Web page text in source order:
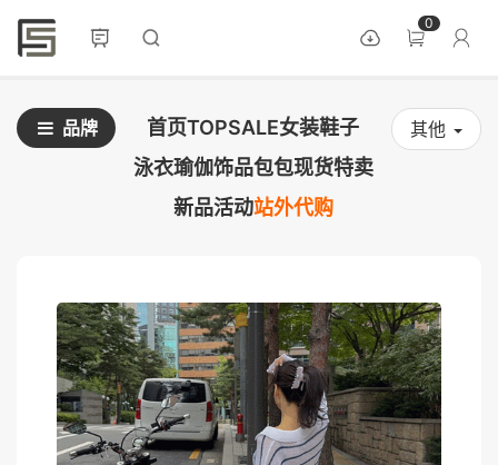
0
品牌 首页TOPSALE女装鞋子
泳衣瑜伽饰品包包现货特卖
新品活动站外代购
其他